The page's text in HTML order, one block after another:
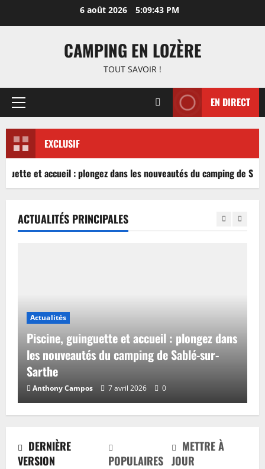
6 août 2026 5:09:44 PM
CAMPING EN LOZÈRE
TOUT SAVOIR !
Menu
EN DIRECT
EXCLUSIF
et accueil : plongez dans les nouveautés du camping de
DERNIÈRE
VERSION
POPULAIRES
METTRE À
JOUR
ACTUALITÉS PRINCIPALES
Actualités
Piscine, guinguette et accueil : plongez dans
les nouveautés du camping de Sablé-sur-
Sarthe
Anthony Campos 7 avril 2026 0